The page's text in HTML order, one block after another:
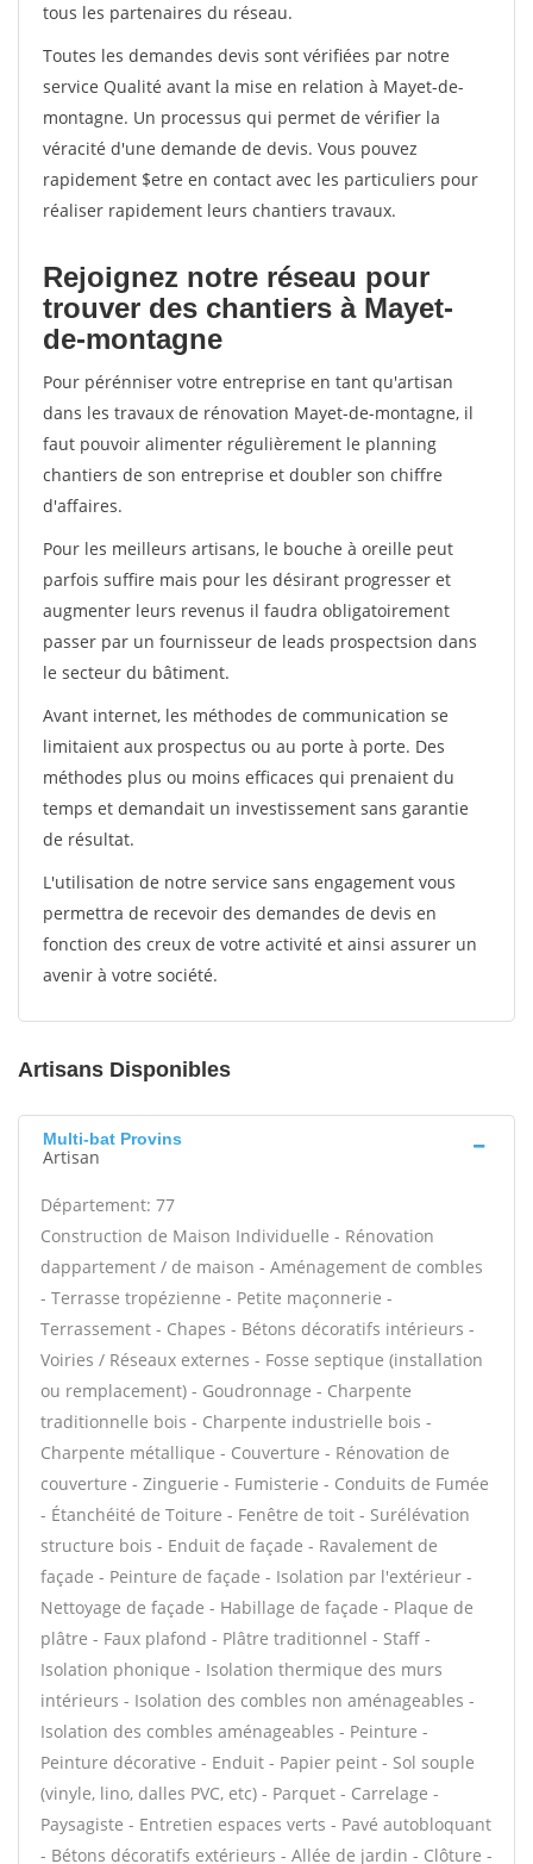
tous les partenaires du réseau.
Toutes les demandes devis sont vérifiées par notre
service Qualité avant la mise en relation à Mayet-de-
montagne. Un processus qui permet de vérifier la
véracité d'une demande de devis. Vous pouvez
rapidement $etre en contact avec les particuliers pour
réaliser rapidement leurs chantiers travaux.
Rejoignez notre réseau pour
trouver des chantiers à Mayet-
de-montagne
Pour pérénniser votre entreprise en tant qu'artisan
dans les travaux de rénovation Mayet-de-montagne, il
faut pouvoir alimenter régulièrement le planning
chantiers de son entreprise et doubler son chiffre
d'affaires.
Pour les meilleurs artisans, le bouche à oreille peut
parfois suffire mais pour les désirant progresser et
augmenter leurs revenus il faudra obligatoirement
passer par un fournisseur de leads prospectsion dans
le secteur du bâtiment.
Avant internet, les méthodes de communication se
limitaient aux prospectus ou au porte à porte. Des
méthodes plus ou moins efficaces qui prenaient du
temps et demandait un investissement sans garantie
de résultat.
L'utilisation de notre service sans engagement vous
permettra de recevoir des demandes de devis en
fonction des creux de votre activité et ainsi assurer un
avenir à votre société.
Artisans Disponibles
Multi-bat Provins
Artisan
Département: 77
Construction de Maison Individuelle - Rénovation
dappartement / de maison - Aménagement de combles
- Terrasse tropézienne - Petite maçonnerie -
Terrassement - Chapes - Bétons décoratifs intérieurs -
Voiries / Réseaux externes - Fosse septique (installation
ou remplacement) - Goudronnage - Charpente
traditionnelle bois - Charpente industrielle bois -
Charpente métallique - Couverture - Rénovation de
couverture - Zinguerie - Fumisterie - Conduits de Fumée
- Étanchéité de Toiture - Fenêtre de toit - Surélévation
structure bois - Enduit de façade - Ravalement de
façade - Peinture de façade - Isolation par l'extérieur -
Nettoyage de façade - Habillage de façade - Plaque de
plâtre - Faux plafond - Plâtre traditionnel - Staff -
Isolation phonique - Isolation thermique des murs
intérieurs - Isolation des combles non aménageables -
Isolation des combles aménageables - Peinture -
Peinture décorative - Enduit - Papier peint - Sol souple
(vinyle, lino, dalles PVC, etc) - Parquet - Carrelage -
Paysagiste - Entretien espaces verts - Pavé autobloquant
- Bétons décoratifs extérieurs - Allée de jardin - Clôture -